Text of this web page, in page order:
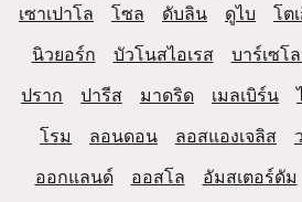
เซาเปาโล
โซล ดับลิน ดูไบ โต
นิวยอร์ก
บัวโนสไอเรส บาร์เซโ
ปราก
ปารีส มาดริด เมลเบิร์น
โรม
ลอนดอน ลอสแองเจลิส
ออกแลนด์
ออสโล อัมสเตอร์ดัม